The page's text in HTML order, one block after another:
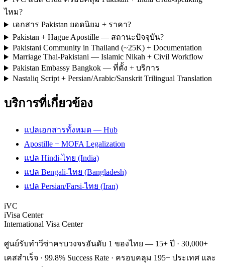
ไหม?
เอกสาร Pakistan ยอดนิยม + ราคา?
Pakistan + Hague Apostille — สถานะปัจจุบัน?
Pakistani Community in Thailand (~25K) + Documentation
Marriage Thai-Pakistani — Islamic Nikah + Civil Workflow
Pakistan Embassy Bangkok — ที่ตั้ง + บริการ
Nastaliq Script + Persian/Arabic/Sanskrit Trilingual Translation
บริการที่เกี่ยวข้อง
แปลเอกสารทั้งหมด — Hub
Apostille + MOFA Legalization
แปล Hindi-ไทย (India)
แปล Bengali-ไทย (Bangladesh)
แปล Persian/Farsi-ไทย (Iran)
iVC
iVisa Center
International Visa Center
ศูนย์รับทำวีซ่าครบวงจรอันดับ 1 ของไทย — 15+ ปี · 30,000+
เคสสำเร็จ · 99.8% Success Rate · ครอบคลุม 195+ ประเทศ และ